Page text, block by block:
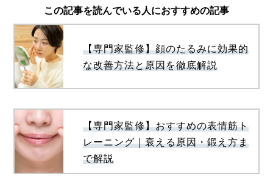
この記事を読んでいる人におすすめの記事
【専門家監修】顔のたるみに効果的
な改善方法と原因を徹底解説
【専門家監修】おすすめの表情筋ト
レーニング｜衰える原因・鍛え方ま
で解説